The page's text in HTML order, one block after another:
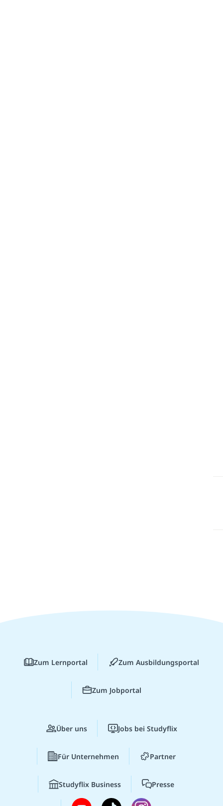
Zum Lernportal Zum Ausbildungsportal
Zum Jobportal
Über uns Jobs bei Studyflix
Für Unternehmen Partner
Studyflix Business Presse